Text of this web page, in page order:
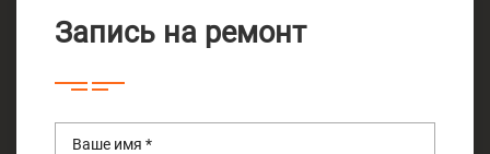
Запись на ремонт